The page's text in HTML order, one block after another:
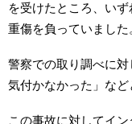
を受けたところ、い
重傷を負っていました
警察での取り調べに
気付かなかった」など
この事故に対してイ